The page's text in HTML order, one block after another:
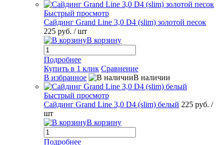
Быстрый просмотр
Сайдинг Grand Line 3,0 D4 (slim) золотой песок
225 руб. / шт
В корзину
Подробнее
Купить в 1 клик Сравнение
В избранное
В наличии
Быстрый просмотр
Сайдинг Grand Line 3,0 D4 (slim) белый 225 руб. /
шт
В корзину
Подробнее